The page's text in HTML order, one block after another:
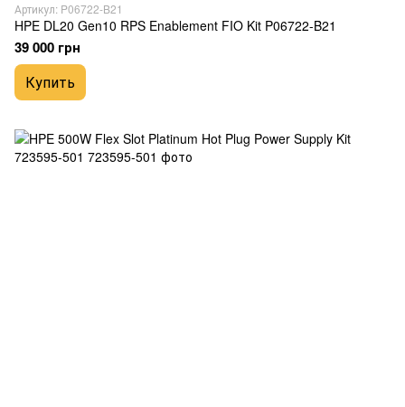
Артикул: P06722-B21
HPE DL20 Gen10 RPS Enablement FIO Kit P06722-B21
39 000 грн
Купить